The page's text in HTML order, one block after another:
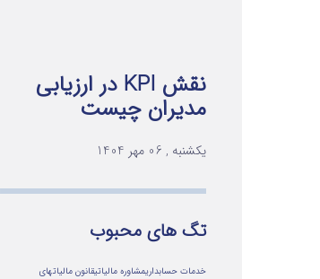
نقش KPI در ارزیابی
مدیران چیست
یکشنبه , 06 مهر 1404
تگ های محبوب
خدمات حسابداریمشاوره مالیاتیقانون مالیاتهای